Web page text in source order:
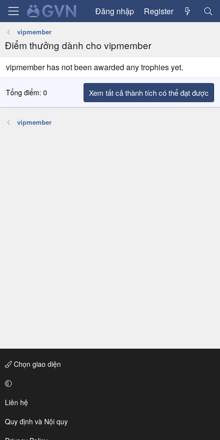
Đăng nhập Register
vipmember
Điểm thưởng dành cho vipmember
vipmember has not been awarded any trophies yet.
Tổng điểm: 0 Xem tất cả thành tích có thể đạt được
vipmember
Chọn giao diện
Liên hệ
Quy định và Nội quy